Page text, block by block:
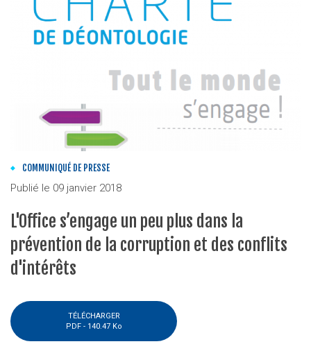
COMMUNIQUÉ DE PRESSE
Publié le 09 janvier 2018
L'Office s’engage un peu plus dans la
prévention de la corruption et des conflits
d'intérêts
TÉLÉCHARGER
PDF - 140.47 Ko